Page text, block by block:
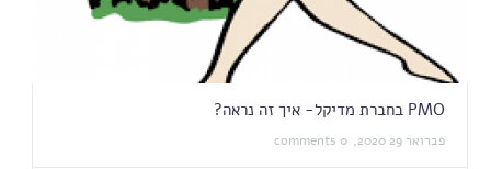
PMO בחברת מדיקל- איך זה נראה?
פברואר 29 2020, 0 comments